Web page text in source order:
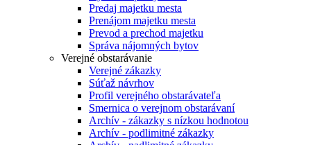
Predaj majetku mesta
Prenájom majetku mesta
Prevod a prechod majetku
Správa nájomných bytov
Verejné obstarávanie
Verejné zákazky
Súťaž návrhov
Profil verejného obstarávateľa
Smernica o verejnom obstarávaní
Archív - zákazky s nízkou hodnotou
Archív - podlimitné zákazky